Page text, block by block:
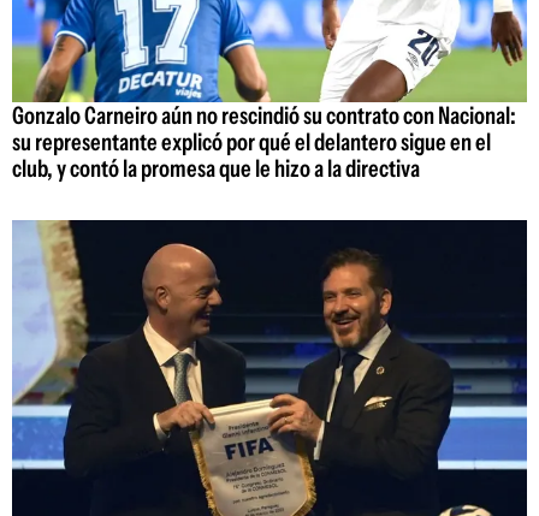
Gonzalo Carneiro aún no rescindió su contrato con Nacional:
su representante explicó por qué el delantero sigue en el
club, y contó la promesa que le hizo a la directiva